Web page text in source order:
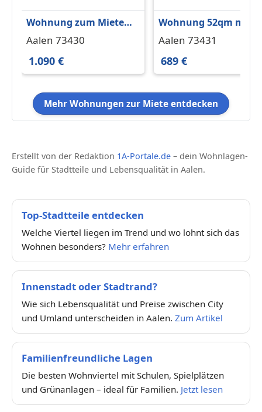
Wohnung zum Mieten
in Aalen 1.090 € 81 m²
Aalen 73430
1.090 €
Wohnung 52qm mit
Wintergarten &
FH und B29
Aalen 73431
689 €
Mehr Wohnungen zur Miete entdecken
Erstellt von der Redaktion 1A-Portale.de – dein Wohnlagen-
Guide für Stadtteile und Lebensqualität in Aalen.
Top-Stadtteile entdecken
Welche Viertel liegen im Trend und wo lohnt sich das
Wohnen besonders? Mehr erfahren
Innenstadt oder Stadtrand?
Wie sich Lebensqualität und Preise zwischen City
und Umland unterscheiden in Aalen. Zum Artikel
Familienfreundliche Lagen
Die besten Wohnviertel mit Schulen, Spielplätzen
und Grünanlagen – ideal für Familien. Jetzt lesen